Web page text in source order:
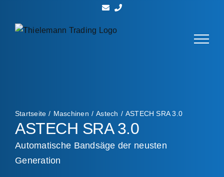
springen
ASTECH SRA 3.0
Automatische Bandsäge der neusten
Generation
Startseite Maschinen Astech ASTECH SRA 3.0